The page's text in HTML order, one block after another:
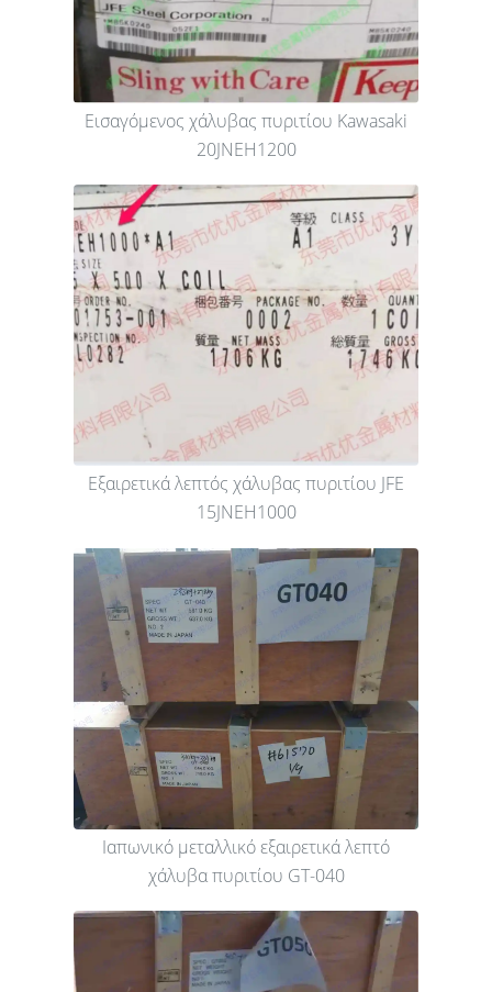
Εισαγόμενος χάλυβας πυριτίου Kawasaki
20JNEH1200
Εξαιρετικά λεπτός χάλυβας πυριτίου JFE
15JNEH1000
Ιαπωνικό μεταλλικό εξαιρετικά λεπτό
χάλυβα πυριτίου GT-040